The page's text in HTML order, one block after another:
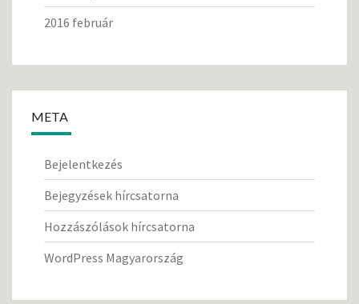
2016 február
META
Bejelentkezés
Bejegyzések hírcsatorna
Hozzászólások hírcsatorna
WordPress Magyarország